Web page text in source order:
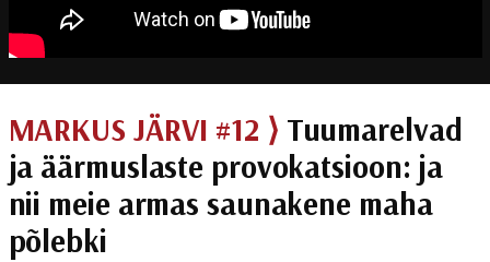
MARKUS JÄRVI #12 ⟩ Tuumarelvad
ja äärmuslaste provokatsioon: ja
nii meie armas saunakene maha
põlebki